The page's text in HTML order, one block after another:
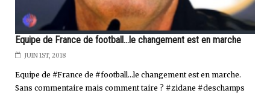
Equipe de France de football...le changement est en marche
JUIN 1ST, 2018
Equipe de #France de #football...le changement est en marche.
Sans commentaire mais comment taire ? #zidane #deschamps